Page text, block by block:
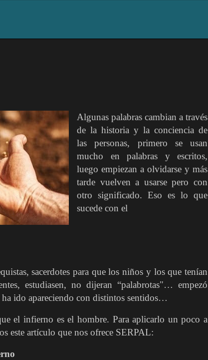
Algunas palabras cambian a través
de la historia y la conciencia de
las personas, primero se usan
mucho en palabras y escritos,
luego empiezan a olvidarse y más
tarde vuelven a usarse pero con
otro significado. Eso es lo que
sucede con el
sacerdotes para que los niños y los que tenían
estudiasen, no dijeran “palabrotas"… empezó
ido apareciendo con distintos sentidos…
el infierno es el hombre. Para aplicarlo un poco a
este artículo que nos ofrece SERPAL: